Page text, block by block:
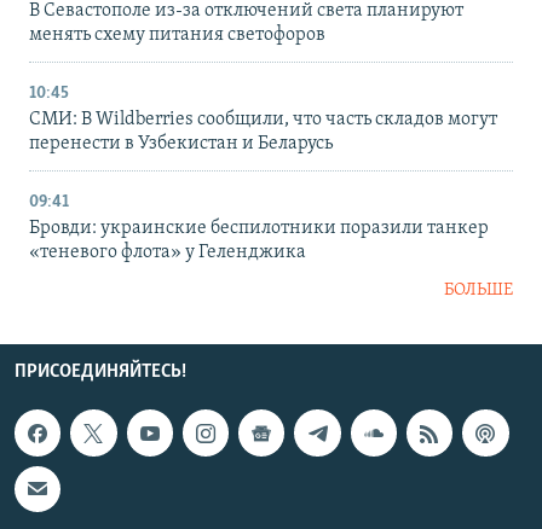
В Севастополе из-за отключений света планируют
менять схему питания светофоров
10:45
СМИ: В Wildberries сообщили, что часть складов могут
перенести в Узбекистан и Беларусь
09:41
Бровди: украинские беспилотники поразили танкер
«теневого флота» у Геленджика
БОЛЬШЕ
ПРИСОЕДИНЯЙТЕСЬ!